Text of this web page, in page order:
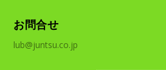
お問合せ
lub@juntsu.co.jp